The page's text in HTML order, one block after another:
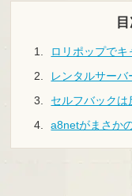
ロリポップで
レンタルサー
セルフバックは
a8netがまさか